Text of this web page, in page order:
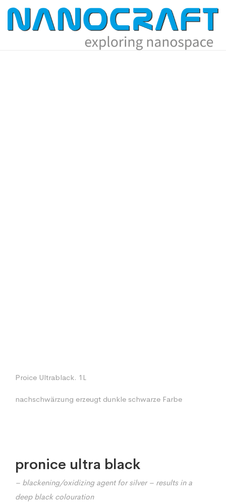
Proice Ultrablack. 1L
nachschwärzung erzeugt dunkle schwarze Farbe
pronice ultra black
– blackening/oxidizing agent for silver – results in a
deep black colouration